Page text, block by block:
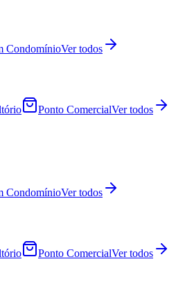
CondomínioVer todos
Ponto ComercialVer todos
CondomínioVer todos
Ponto ComercialVer todos